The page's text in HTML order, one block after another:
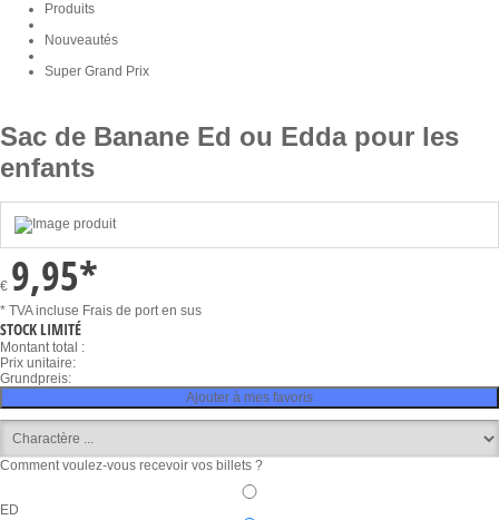
Produits
Nouveautés
Super Grand Prix
Sac de Banane Ed ou Edda pour les
enfants
€ 9,95*
* TVA incluse Frais de port en sus
STOCK LIMITÉ
Montant total :
Prix unitaire:
Grundpreis:
Ajouter à mes favoris
Comment voulez-vous recevoir vos billets ?
ED